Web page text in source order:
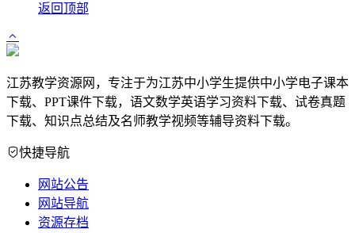
返回顶部
江苏教学资源网，专注于为江苏中小学生提供中小学电子课本
下载、PPT课件下载，语文数学英语学习资料下载、试卷真题
下载、知识点总结及名师教学视频等辅导资料下载。
快捷导航
网站公告
网站导航
资源存档